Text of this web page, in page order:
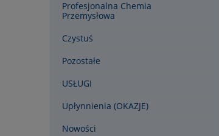
Profesjonalna Chemia
Przemysłowa
Czystuś
Pozostałe
USŁUGI
Upłynnienia (OKAZJE)
Nowości